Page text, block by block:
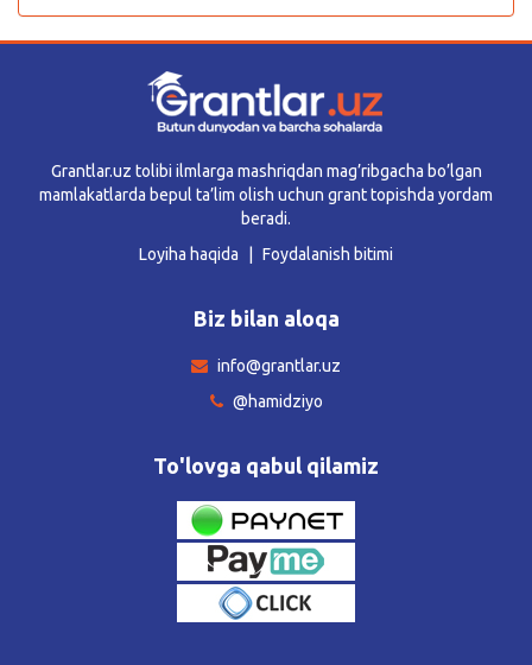
Grantlar.uz tolibi ilmlarga mashriqdan mag’ribgacha bo’lgan
mamlakatlarda bepul ta’lim olish uchun grant topishda yordam
beradi.
Loyiha haqida
Foydalanish bitimi
Biz bilan aloqa
info@grantlar.uz
@hamidziyo
To'lovga qabul qilamiz